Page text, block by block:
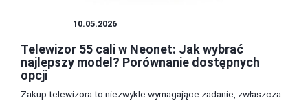
10.05.2026
Telewizor 55 cali w Neonet: Jak wybrać
najlepszy model? Porównanie dostępnych
opcji
Zakup telewizora to niezwykle wymagające zadanie, zwłaszcza